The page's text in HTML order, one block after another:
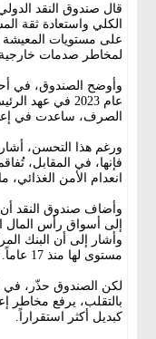
قال صندوق النقد
الكلي واستعادة ثقة
على مستويات المعيشة
لمخاطر صدمات
وأوضح الصندوق، في
عام 2023 في
الصرف، ساعدت في إعادة
ورغم هذا التحسن،
انعدام الأمن
وأضاف صندوق النقد
إلى أسواق رأس المال
مستوى لها منذ 17 عاماً.
لكن الصندوق حذّر، في
بالتقلب، يرفع مخاطر
كبديل أكثر استقراراً.